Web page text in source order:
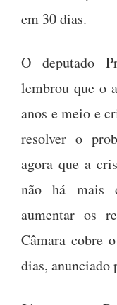
em 30 dias.
O deputado
lembrou que o
anos e meio e
resolver o
agora que a
não há mais
aumentar os
Câmara cobre
dias, anunciado